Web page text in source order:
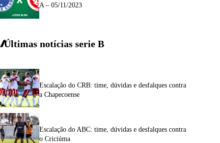
A – 05/11/2023
Últimas notícias serie B
Escalação do CRB: time, dúvidas e desfalques contra
a Chapecoense
Escalação do ABC: time, dúvidas e desfalques contra
o Criciúma